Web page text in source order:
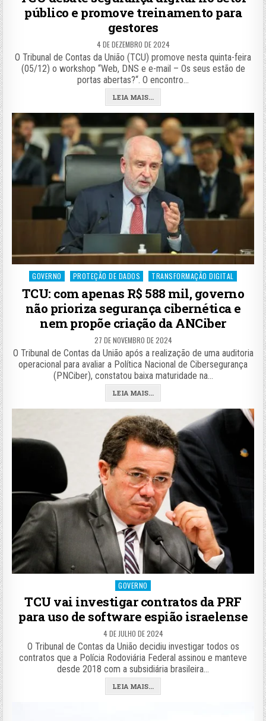
público e promove treinamento para
gestores
4 DE DEZEMBRO DE 2024
O Tribunal de Contas da União (TCU) promove nesta quinta-feira
(05/12) o workshop “Web, DNS e e-mail – Os seus estão de
portas abertas?“. O encontro…
LEIA MAIS...
Posted
GOVERNO PROTEÇÃO DE DADOS TRANSFORMAÇÃO DIGITAL
TCU: com apenas R$ 588 mil, governo
não prioriza segurança cibernética e
nem propõe criação da ANCiber
27 DE NOVEMBRO DE 2024
O Tribunal de Contas da União após a realização de uma auditoria
operacional para avaliar a Política Nacional de Cibersegurança
(PNCiber), constatou baixa maturidade na…
LEIA MAIS...
Posted
in
GOVERNO
TCU vai investigar contratos da PRF
para uso de software espião israelense
4 DE JULHO DE 2024
O Tribunal de Contas da União decidiu investigar todos os
contratos que a Polícia Rodoviária Federal assinou e manteve
desde 2018 com a subsidiária brasileira…
LEIA MAIS...